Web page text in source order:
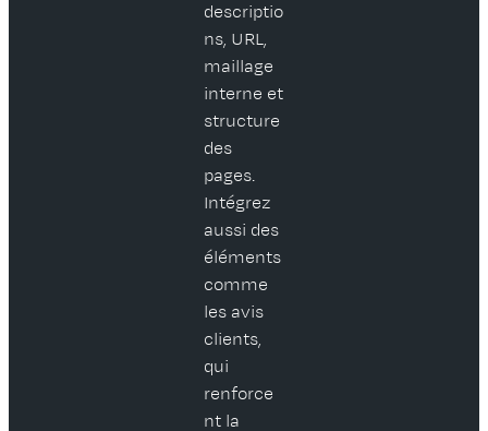
descriptio
ns, URL,
maillage
interne et
structure
des
pages.
Intégrez
aussi des
éléments
comme
les avis
clients,
qui
renforce
nt la